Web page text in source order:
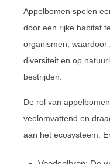
Appelbomen spelen
door een rijke habitat
organismen, waardoor
diversiteit en op
bestrijden.
De rol van
veelomvattend en
aan het ecosysteem.